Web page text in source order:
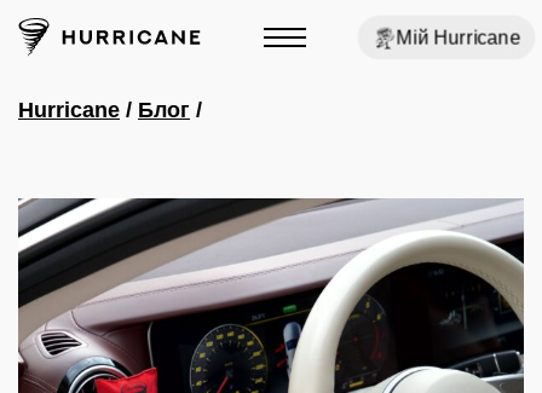
Мій Hurricane
Hurricane / Блог /